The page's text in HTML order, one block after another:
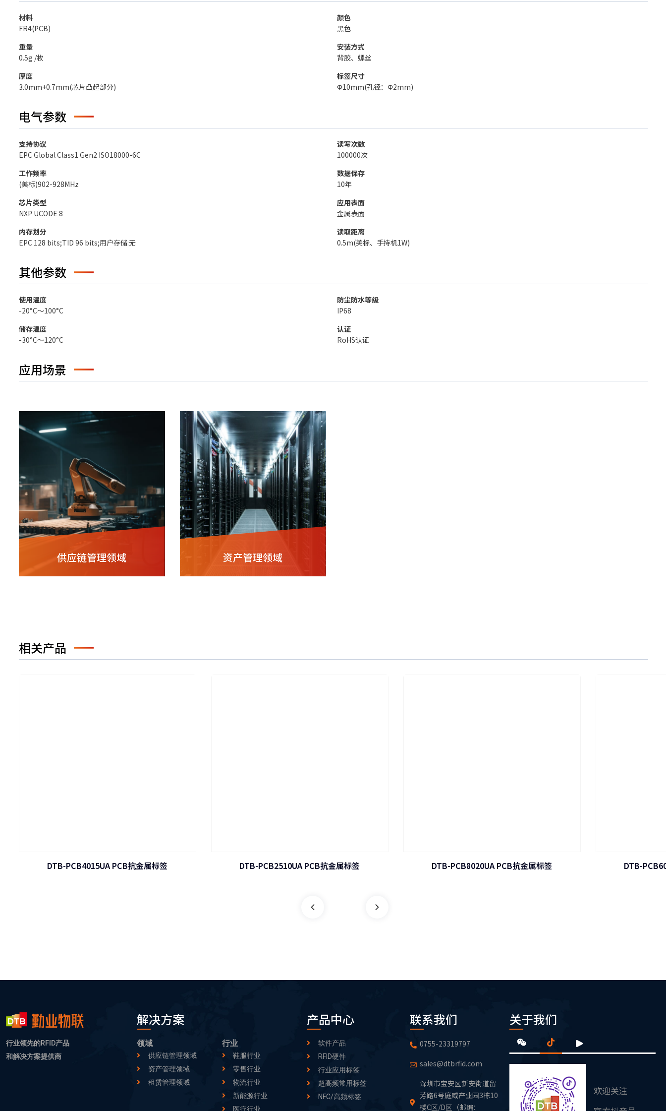
材料
FR4(PCB)
重量
0.5g /枚
厚度
3.0mm+0.7mm(芯片凸起部分)
颜色
黑色
安装方式
背胶、螺丝
标签尺寸
Φ10mm(孔径：Φ2mm)
电气参数
支持协议
EPC Global Class1 Gen2 ISO18000-6C
工作频率
(美标)902-928MHz
芯片类型
NXP UCODE 8
内存划分
EPC 128 bits;TID 96 bits;用户存储:无
读写次数
100000次
数据保存
10年
应用表面
金属表面
读取距离
0.5m(美标、手持机1W)
其他参数
使用温度
-20°C～100°C
储存温度
-30°C～120°C
防尘防水等级
IP68
认证
RoHS认证
应用场景
供应链管理领域 资产管理领域
相关产品
DTB-PCB4015UA PCB抗金属标签 DTB-PCB2510UA PCB抗金属标签 DTB-PCB8020UA PCB抗金属标签 DTB-
行业领先的RFID产品
和解决方案提供商
解决方案
领域
供应链管理领域
资产管理领域
租赁管理领域
行业
鞋服行业
零售行业
物流行业
新能源行业
医疗行业
产品中心
软件产品
RFID硬件
行业应用标签
超高频常用标签
NFC/高频标签
联系我们
0755-23319797
sales@dtbrfid.com
深圳市宝安区新安街道留
芳路6号庭威产业园3栋10
楼C区/D区（邮编：
关于我们
欢迎关注